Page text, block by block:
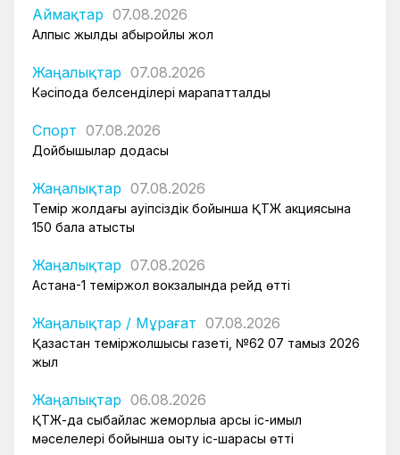
Аймақтар 07.08.2026
Алпыс жылдық абыройлы жол
Жаңалықтар 07.08.2026
Кәсіподақ белсенділері марапатталды
Спорт 07.08.2026
Дойбышылар додасы
Жаңалықтар 07.08.2026
Темір жолдағы қауіпсіздік бойынша ҚТЖ акциясына
150 бала қатысты
Жаңалықтар 07.08.2026
Астана-1 теміржол вокзалында рейд өтті
Жаңалықтар / Мұрағат 07.08.2026
Қазақстан теміржолшысы газеті, №62 07 тамыз 2026
жыл
Жаңалықтар 06.08.2026
ҚТЖ-да сыбайлас жемқорлыққа қарсы іс-қимыл
мәселелері бойынша оқыту іс-шарасы өтті